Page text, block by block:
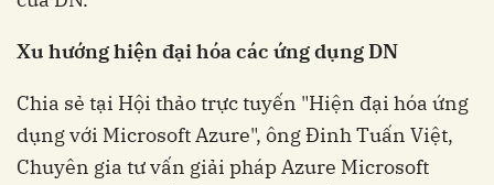
Xu hướng hiện đại hóa các ứng dụng DN
Chia sẻ tại Hội thảo trực tuyến "Hiện đại hóa ứng
dụng với Microsoft Azure", ông Đinh Tuấn Việt,
Chuyên gia tư vấn giải pháp Azure Microsoft